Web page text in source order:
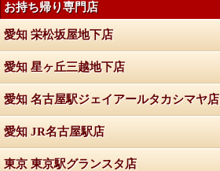
お持ち帰り専門店
愛知 栄松坂屋地下店
愛知 星ヶ丘三越地下店
愛知 名古屋駅ジェイアールタカシマヤ店
愛知 JR名古屋駅店
東京 東京駅グランスタ店